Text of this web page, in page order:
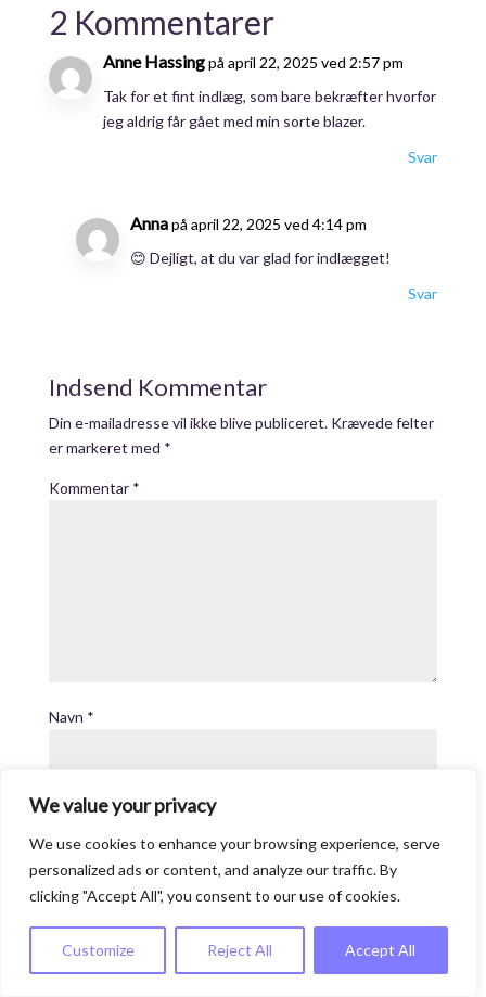
We value your privacy
We use cookies to enhance your browsing experience, serve
personalized ads or content, and analyze our traffic. By
clicking "Accept All", you consent to our use of cookies.
Customize Reject All Accept All
2 Kommentarer
Anne Hassingpå april 22, 2025 ved 2:57 pm
Tak for et fint indlæg, som bare bekræfter hvorfor
jeg aldrig får gået med min sorte blazer.
Svar
Annapå april 22, 2025 ved 4:14 pm
😊 Dejligt, at du var glad for indlægget!
Svar
Indsend Kommentar
Din e-mailadresse vil ikke blive publiceret. Krævede felter
er markeret med *
Kommentar *
Navn *
E-mail*
Websted